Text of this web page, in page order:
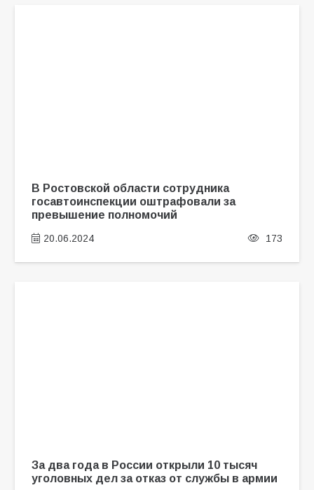
В Ростовской области сотрудника
госавтоинспекции оштрафовали за
превышение полномочий
20.06.2024 173
За два года в России открыли 10 тысяч
уголовных дел за отказ от службы в армии